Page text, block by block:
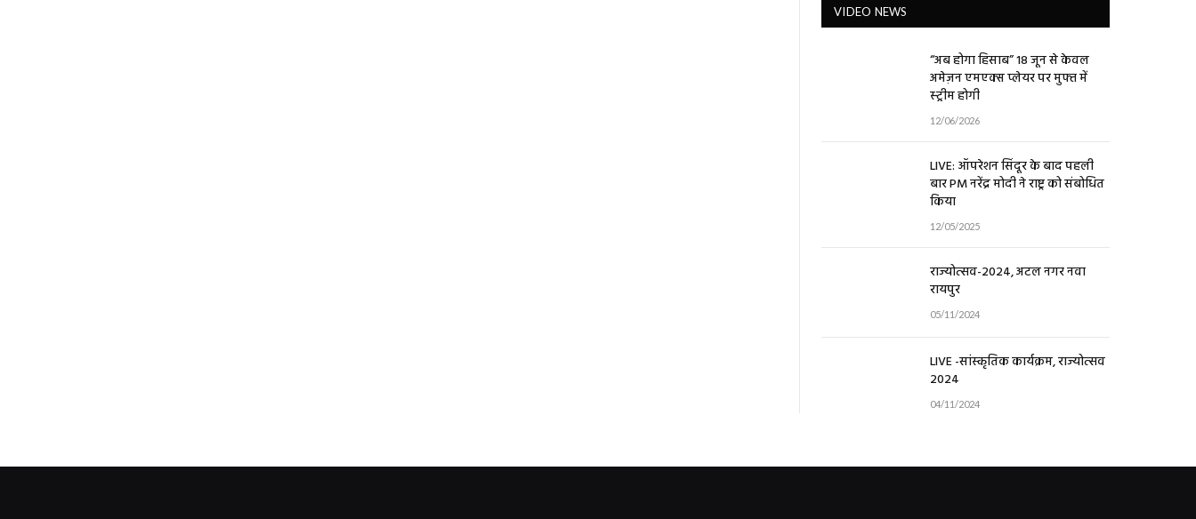
VIDEO NEWS
“अब होगा हिसाब” 18 जून से केवल
अमेज़न एमएक्स प्लेयर पर मुफ्त में
स्ट्रीम होगी
12/06/2026
LIVE: ऑपरेशन सिंदूर के बाद पहली
बार PM नरेंद्र मोदी ने राष्ट्र को संबोधित
किया
12/05/2025
राज्योत्सव-2024, अटल नगर नवा
रायपुर
05/11/2024
LIVE -सांस्कृतिक कार्यक्रम, राज्योत्सव
2024
04/11/2024